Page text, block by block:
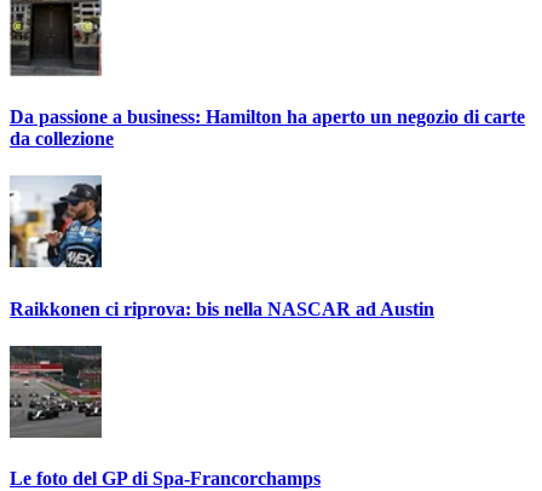
Da passione a business: Hamilton ha aperto un negozio di carte
da collezione
Raikkonen ci riprova: bis nella NASCAR ad Austin
Le foto del GP di Spa-Francorchamps